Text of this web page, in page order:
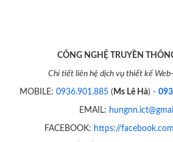
CÔNG NGHỆ TRUYỀN
Chi tiết liên hệ dịch vụ thiết kế
MOBILE: 0936.901.885 ( Ms Lê Hà) -
EMAIL:
FACEBOOK: https://